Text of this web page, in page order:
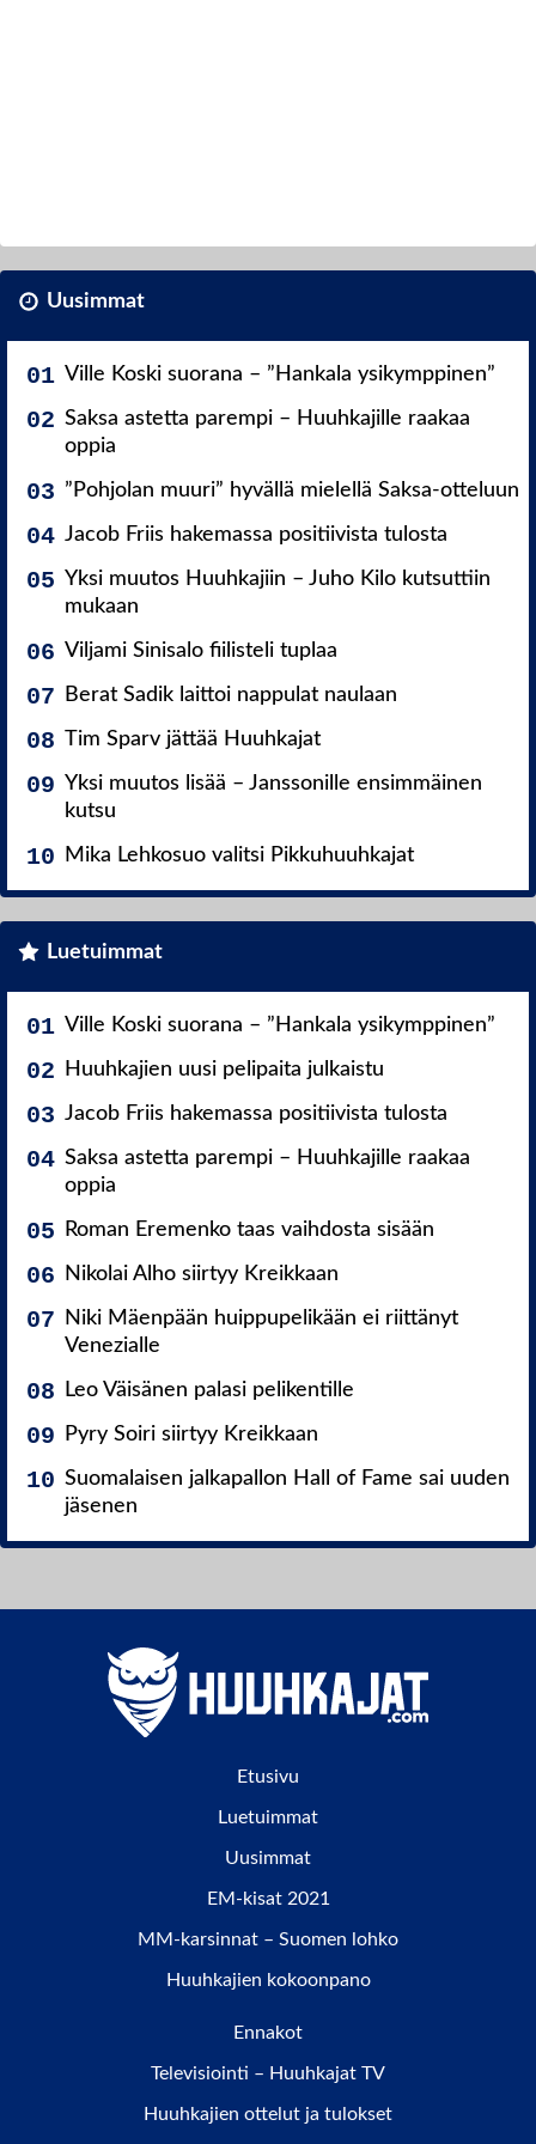
Uusimmat
Ville Koski suorana – ”Hankala ysikymppinen”
Saksa astetta parempi – Huuhkajille raakaa
oppia
”Pohjolan muuri” hyvällä mielellä Saksa-otteluun
Jacob Friis hakemassa positiivista tulosta
Yksi muutos Huuhkajiin – Juho Kilo kutsuttiin
mukaan
Viljami Sinisalo fiilisteli tuplaa
Berat Sadik laittoi nappulat naulaan
Tim Sparv jättää Huuhkajat
Yksi muutos lisää – Janssonille ensimmäinen
kutsu
Mika Lehkosuo valitsi Pikkuhuuhkajat
Luetuimmat
Ville Koski suorana – ”Hankala ysikymppinen”
Huuhkajien uusi pelipaita julkaistu
Jacob Friis hakemassa positiivista tulosta
Saksa astetta parempi – Huuhkajille raakaa
oppia
Roman Eremenko taas vaihdosta sisään
Nikolai Alho siirtyy Kreikkaan
Niki Mäenpään huippupelikään ei riittänyt
Venezialle
Leo Väisänen palasi pelikentille
Pyry Soiri siirtyy Kreikkaan
Suomalaisen jalkapallon Hall of Fame sai uuden
jäsenen
Etusivu
Luetuimmat
Uusimmat
EM-kisat 2021
MM-karsinnat – Suomen lohko
Huuhkajien kokoonpano
Ennakot
Televisiointi – Huuhkajat TV
Huuhkajien ottelut ja tulokset